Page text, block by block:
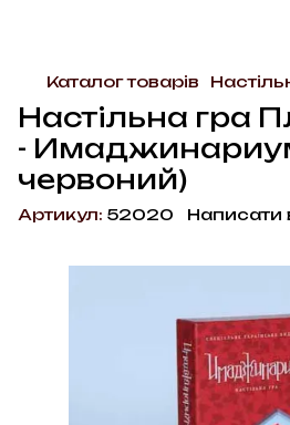
Каталог товарів
Настільна гра
- Имаджинариум
червоний)
Артикул: 52020 Написати